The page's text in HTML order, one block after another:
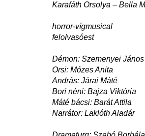
Karafáth Orsolya – Bella
horror-vígmusical
felolvasóest
Démon: Szemenyei János
Orsi: Mózes Anita
András: Járai Máté
Bori néni: Bajza Viktória
Máté bácsi: Barát Attila
Narrátor: Laklóth Aladár